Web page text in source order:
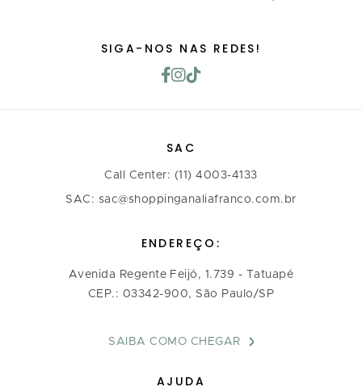
SIGA-NOS NAS REDES!
SAC
Call Center: (11) 4003-4133
SAC: sac@shoppinganaliafranco.com.br
ENDEREÇO:
Avenida Regente Feijó, 1.739 - Tatuapé
CEP.: 03342-900, São Paulo/SP
SAIBA COMO CHEGAR
AJUDA